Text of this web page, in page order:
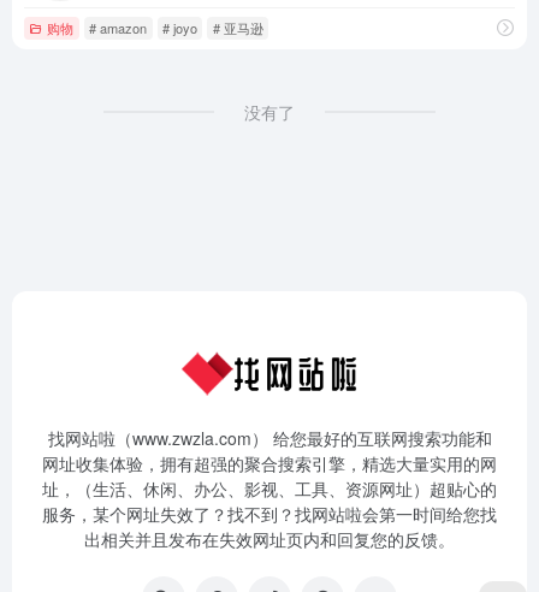
购物 # amazon # joyo # 亚马逊
没有了
找网站啦（www.zwzla.com） 给您最好的互联网搜索功能和
网址收集体验，拥有超强的聚合搜索引擎，精选大量实用的网
址，（生活、休闲、办公、影视、工具、资源网址）超贴心的
服务，某个网址失效了？找不到？找网站啦会第一时间给您找
出相关并且发布在失效网址页内和回复您的反馈。